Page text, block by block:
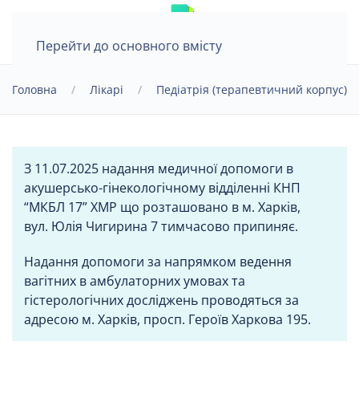
Перейти до основного вмісту
Головна Лікарі Педіатрія (терапевтичний корпус)
З 11.07.2025 надання медичної допомоги в
акушерсько-гінекологічному відділенні КНП
“МКБЛ 17” ХМР що розташовано в м. Харків,
вул. Юлія Чигирина 7 тимчасово припиняє.
Надання допомоги за напрямком ведення
вагітних в амбулаторних умовах та
гістерологічних досліджень проводяться за
адресою м. Харків, просп. Героїв Харкова 195.